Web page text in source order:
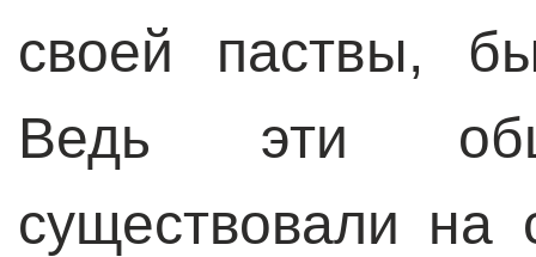
своей паствы,
Ведь эти
существовали